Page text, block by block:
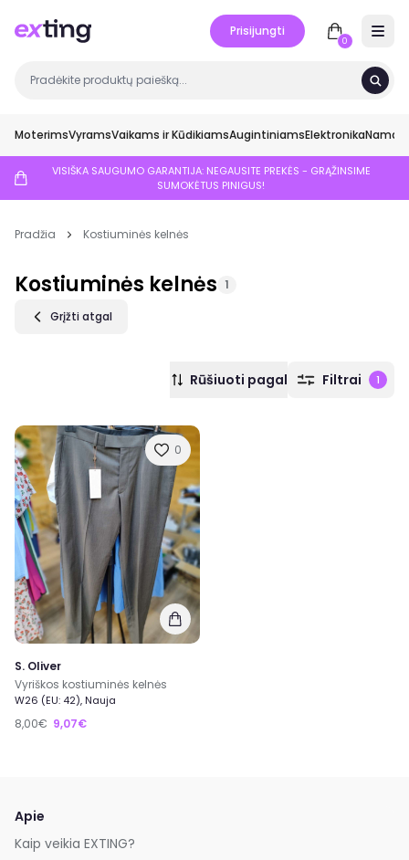
Prisijungti
0
MoterimsVyramsVaikams ir KūdikiamsAugintiniamsElektronikaNamai
VISIŠKA SAUGUMO GARANTIJA: NEGAUSITE PREKĖS - GRĄŽINSIME
SUMOKĖTUS PINIGUS!
Pradžia Kostiuminės kelnės
Kostiuminės kelnės 1
Grįžti atgal
Rūšiuoti pagal Filtrai 1
0
S. Oliver
Vyriškos kostiuminės kelnės
W26 (EU: 42), Nauja
8,00€ 9,07€
Apie
Kaip veikia EXTING?